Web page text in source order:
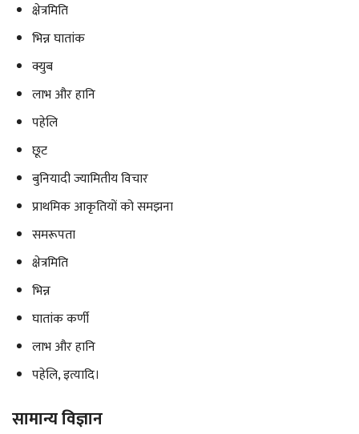
क्षेत्रमिति
भिन्न घातांक
क्युब
लाभ और हानि
पहेलि
छूट
बुनियादी ज्यामितीय विचार
प्राथमिक आकृतियों को समझना
समरूपता
क्षेत्रमिति
भिन्न
घातांक कर्णी
लाभ और हानि
पहेलि, इत्यादि।
सामान्य विज्ञान